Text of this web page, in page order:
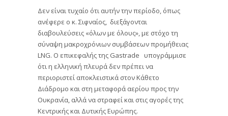
Δεν είναι τυχαίο ότι αυτήν την περίοδο, όπως
ανέφερε ο κ. Σιφναίος, διεξάγονται
διαβουλεύσεις «όλων με όλους», με στόχο τη
σύναψη μακροχρόνιων συμβάσεων προμήθειας
LNG. Ο επικεφαλής της Gastrade υπογράμμισε
ότι η ελληνική πλευρά δεν πρέπει να
περιοριστεί αποκλειστικά στον Κάθετο
Διάδρομο και στη μεταφορά αερίου προς την
Ουκρανία, αλλά να στραφεί και στις αγορές της
Κεντρικής και Δυτικής Ευρώπης.